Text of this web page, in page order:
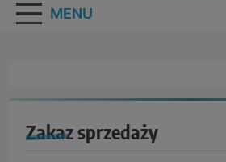
MENU
Zakaz sprzedaży
BIZNES I